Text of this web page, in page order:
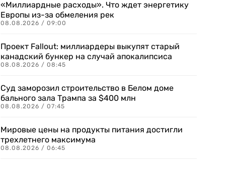
«Миллиардные расходы». Что ждет энергетику
Европы из-за обмеления рек
08.08.2026 / 09:00
Проект Fallout: миллиардеры выкупят старый
канадский бункер на случай апокалипсиса
08.08.2026 / 08:45
Суд заморозил строительство в Белом доме
бального зала Трампа за $400 млн
08.08.2026 / 07:45
Мировые цены на продукты питания достигли
трехлетнего максимума
08.08.2026 / 06:45